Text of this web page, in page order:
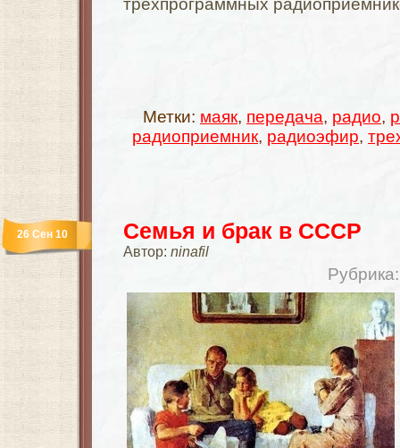
трехпрограммных
Метки: маяк, передача, радио,
радиоприемник, радиоэфир,
Семья и брак в СССР
Автор: ninafil
26 Сен 10